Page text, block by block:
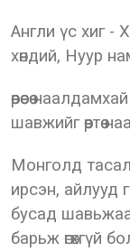
Англи үс хиг -
хөндий, Нуур
өөрөөсөө
шавжийг өөртөө
Монголд
ирсэн, айлууд
бусад
барьж өгөхгүй